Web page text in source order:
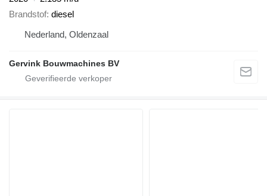
Brandstof diesel
Nederland, Oldenzaal
Gervink Bouwmachines BV